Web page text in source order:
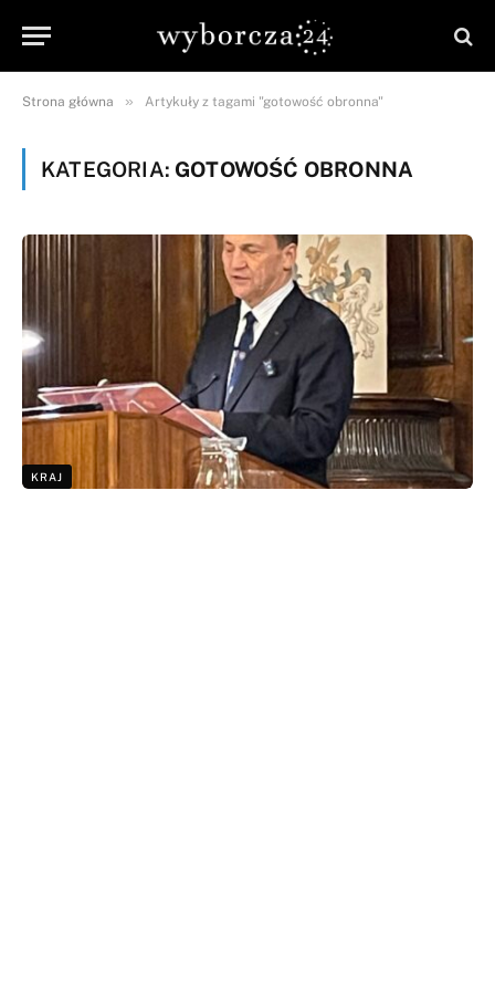
Strona główna » Artykuły z tagami "gotowość obronna"
KATEGORIA: GOTOWOŚĆ OBRONNA
KRAJ